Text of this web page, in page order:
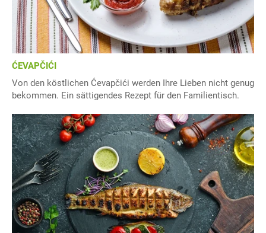
ĆEVAPČIĆI
Von den köstlichen Ćevapčići werden Ihre Lieben nicht genug
bekommen. Ein sättigendes Rezept für den Familientisch.